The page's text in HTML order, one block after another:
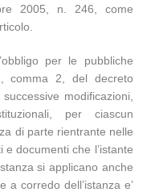
2005, n. 246, come
per le pubbliche
comma 2, del decreto
modificazioni,
per ciascun
di parte rientrante nelle
e documenti che l’istante
si applicano anche
corredo dell’istanza e’